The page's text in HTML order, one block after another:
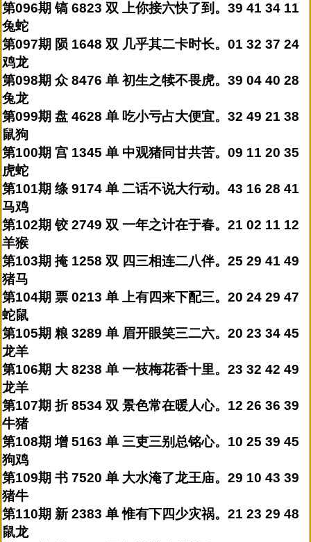
第096期 镐 6823 双 上你接六快了到。39 41 34 11
兔蛇
第097期 陨 1648 双 几乎其二卡时长。01 32 37 24
鸡龙
第098期 众 8476 单 初生之犊不畏虎。39 04 40 28
兔龙
第099期 盘 4628 单 吃小亏占大便宜。32 49 21 38
鼠狗
第100期 宫 1345 单 中观猪同甘共苦。09 11 20 35
虎蛇
第101期 绦 9174 单 二话不说大行动。43 16 28 41
马鸡
第102期 铰 2749 双 一年之计在于春。21 02 11 12
羊猴
第103期 掩 1258 双 四三相连二八伴。25 29 41 49
猪马
第104期 票 0213 单 上有四来下配三。20 24 29 47
蛇鼠
第105期 粮 3289 单 眉开眼笑三二六。20 23 34 45
龙羊
第106期 大 8238 单 一枝梅花香十里。23 32 42 49
龙羊
第107期 折 8534 双 景色常在暖人心。12 26 36 39
牛猪
第108期 增 5163 单 三吏三别总铭心。10 25 39 45
狗鸡
第109期 书 7520 单 大水淹了龙王庙。29 10 43 39
猪牛
第110期 新 2383 单 惟有下四少灾祸。21 23 29 48
鼠龙